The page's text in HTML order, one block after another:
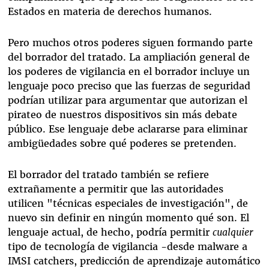
Estados en materia de derechos humanos.
Pero muchos otros poderes siguen formando parte
del borrador del tratado. La ampliación general de
los poderes de vigilancia en el borrador incluye un
lenguaje poco preciso que las fuerzas de seguridad
podrían utilizar para argumentar que autorizan el
pirateo de nuestros dispositivos sin más debate
público. Ese lenguaje debe aclararse para eliminar
ambigüedades sobre qué poderes se pretenden.
El borrador del tratado también se refiere
extrañamente a permitir que las autoridades
utilicen "técnicas especiales de investigación", de
nuevo sin definir en ningún momento qué son. El
lenguaje actual, de hecho, podría permitir cualquier
tipo de tecnología de vigilancia -desde malware a
IMSI catchers, predicción de aprendizaje automático